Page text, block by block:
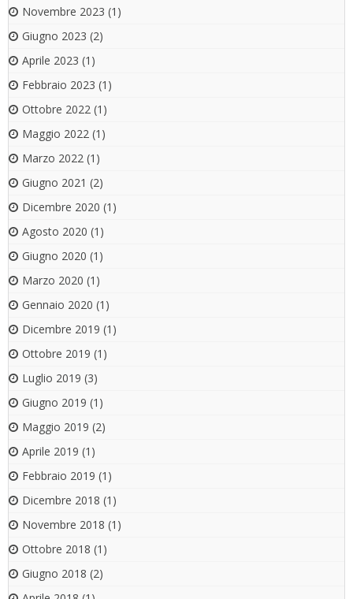
Novembre 2023 (1)
Giugno 2023 (2)
Aprile 2023 (1)
Febbraio 2023 (1)
Ottobre 2022 (1)
Maggio 2022 (1)
Marzo 2022 (1)
Giugno 2021 (2)
Dicembre 2020 (1)
Agosto 2020 (1)
Giugno 2020 (1)
Marzo 2020 (1)
Gennaio 2020 (1)
Dicembre 2019 (1)
Ottobre 2019 (1)
Luglio 2019 (3)
Giugno 2019 (1)
Maggio 2019 (2)
Aprile 2019 (1)
Febbraio 2019 (1)
Dicembre 2018 (1)
Novembre 2018 (1)
Ottobre 2018 (1)
Giugno 2018 (2)